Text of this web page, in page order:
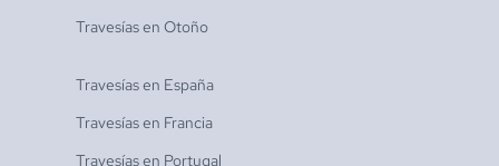
Travesías en Otoño
Travesías en España
Travesías en Francia
Travesías en Portugal